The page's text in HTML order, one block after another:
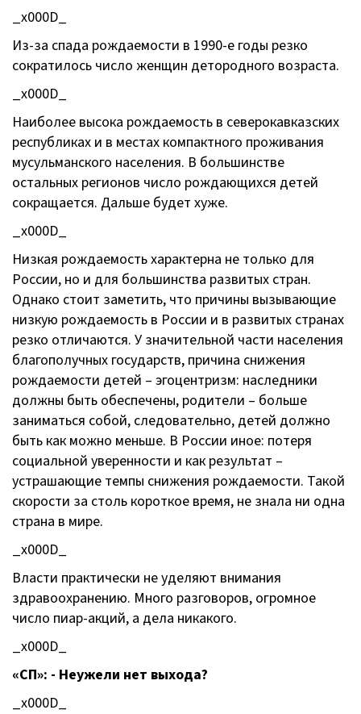
_x000D_
Из-за спада рождаемости в 1990-е годы резко
сократилось число женщин детородного возраста.
_x000D_
Наиболее высока рождаемость в северокавказских
республиках и в местах компактного проживания
мусульманского населения. В большинстве
остальных регионов число рождающихся детей
сокращается. Дальше будет хуже.
_x000D_
Низкая рождаемость характерна не только для
России, но и для большинства развитых стран.
Однако стоит заметить, что причины вызывающие
низкую рождаемость в России и в развитых странах
резко отличаются. У значительной части населения
благополучных государств, причина снижения
рождаемости детей – эгоцентризм: наследники
должны быть обеспечены, родители – больше
заниматься собой, следовательно, детей должно
быть как можно меньше. В России иное: потеря
социальной уверенности и как результат –
устрашающие темпы снижения рождаемости. Такой
скорости за столь короткое время, не знала ни одна
страна в мире.
_x000D_
Власти практически не уделяют внимания
здравоохранению. Много разговоров, огромное
число пиар-акций, а дела никакого.
_x000D_
«СП»: - Неужели нет выхода?
_x000D_